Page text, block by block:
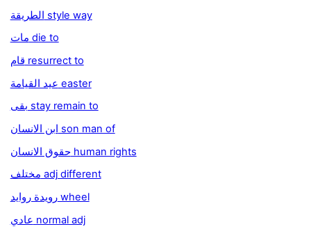
الطريقة style way
مات die to
قام resurrect to
عيد القيامة easter
بقى stay remain to
ابن الانسان son man of
حقوق الانسان human rights
مختلف adj different
رويدة روايد wheel
عادي normal adj